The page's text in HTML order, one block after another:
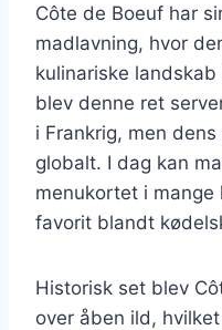
Côte de Boeuf har
madlavning, hvor
kulinariske
blev denne ret
i Frankrig, men
globalt. I dag kan
menukortet i
favorit blandt
Historisk set blev
over åben ild,